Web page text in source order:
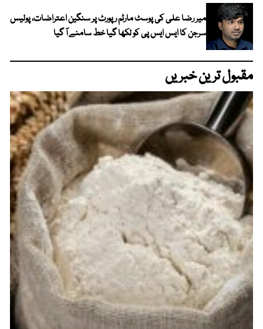
میر رضا علی کی پوسٹ مارٹم رپورٹ پر سنگین اعتراضات، پولیس
سرجن کا ایس ایس پی کو لکھا گیا خط سامنے آ گیا
مقبول ترین خبریں